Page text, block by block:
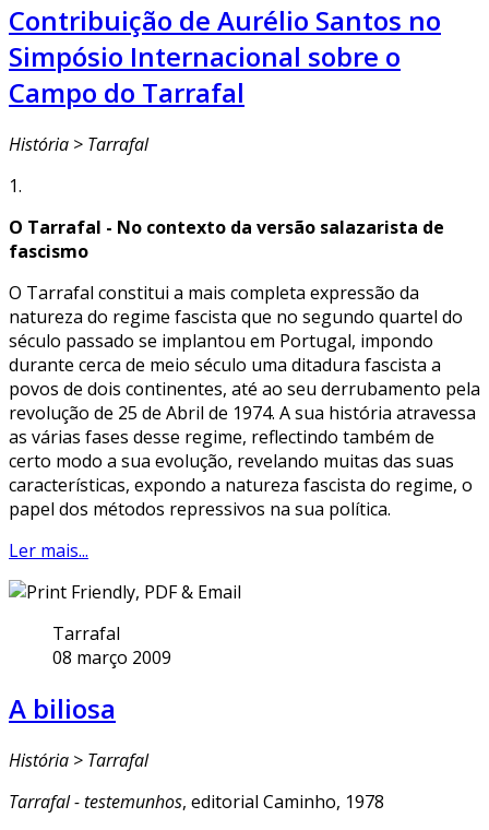
Contribuição de Aurélio Santos no
Simpósio Internacional sobre o
Campo do Tarrafal
História > Tarrafal
1.
O Tarrafal - No contexto da versão salazarista de
fascismo
O Tarrafal constitui a mais completa expressão da
natureza do regime fascista que no segundo quartel do
século passado se implantou em Portugal, impondo
durante cerca de meio século uma ditadura fascista a
povos de dois continentes, até ao seu derrubamento pela
revolução de 25 de Abril de 1974. A sua história atravessa
as várias fases desse regime, reflectindo também de
certo modo a sua evolução, revelando muitas das suas
características, expondo a natureza fascista do regime, o
papel dos métodos repressivos na sua política.
Ler mais...
Tarrafal
08 março 2009
A biliosa
História > Tarrafal
Tarrafal - testemunhos, editorial Caminho, 1978